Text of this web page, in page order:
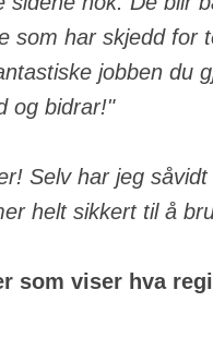
som har skjedd for
jobben du
og bidrar!"
Selv har jeg
helt sikkert til å
som viser hva